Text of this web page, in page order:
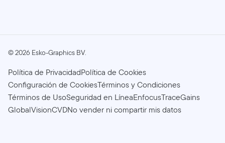
©2026 Esko-Graphics BV.
Política de PrivacidadPolítica de Cookies
Configuración de CookiesTérminos y Condiciones
Términos de UsoSeguridad en LíneaEnfocusTraceGains
GlobalVisionCVDNo vender ni compartir mis datos